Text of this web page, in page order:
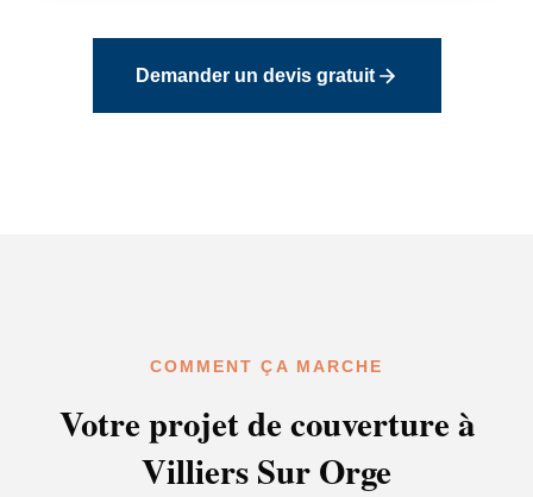
Demander un devis gratuit
COMMENT ÇA MARCHE
Votre projet de couverture à
Villiers Sur Orge